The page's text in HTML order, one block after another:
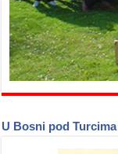
U Bosni pod Turcima